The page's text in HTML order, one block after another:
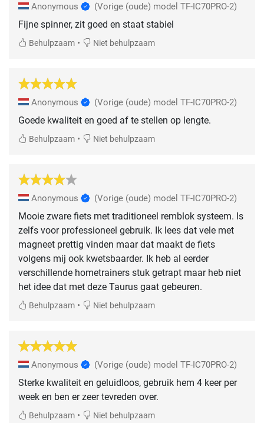
Anonymous (Vorige (oude) model TF-IC70PRO-2)
Fijne spinner, zit goed en staat stabiel
Behulpzaam • Niet behulpzaam
Anonymous (Vorige (oude) model TF-IC70PRO-2)
Goede kwaliteit en goed af te stellen op lengte.
Behulpzaam • Niet behulpzaam
Anonymous (Vorige (oude) model TF-IC70PRO-2)
Mooie zware fiets met traditioneel remblok systeem. Is
zelfs voor professioneel gebruik. Ik lees dat vele met
magneet prettig vinden maar dat maakt de fiets
volgens mij ook kwetsbaarder. Ik heb al eerder
verschillende hometrainers stuk getrapt maar heb niet
het idee dat met deze Taurus gaat gebeuren.
Behulpzaam • Niet behulpzaam
Anonymous (Vorige (oude) model TF-IC70PRO-2)
Sterke kwaliteit en geluidloos, gebruik hem 4 keer per
week en ben er zeer tevreden over.
Behulpzaam • Niet behulpzaam